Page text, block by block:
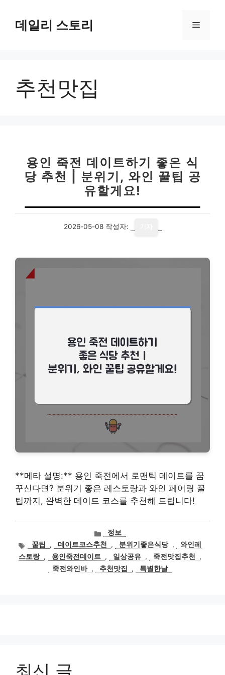
데일리 스토리 메
추천맛집
용인 죽전 데이트하기 좋은 식
당 추천 | 분위기, 와인 꿀팁 공
유할게요!
2026-05-08 작성자:
**메타 설명:** 용인 죽전에서 로맨틱 데이트를 꿈
꾸신다면? 분위기 좋은 레스토랑과 와인 페어링 꿀
팁까지, 완벽한 데이트 코스를 추천해 드립니다!
카
테
고
리
정보
태
그
꿀팁 , 데이트코스추천 , 분위기좋은식당 ,
와인레
스토랑 , 용인죽전데이트 , 일상공유 , 죽전맛집추천
,
죽전와인바 , 추천맛집 , 특별한날
최신 글